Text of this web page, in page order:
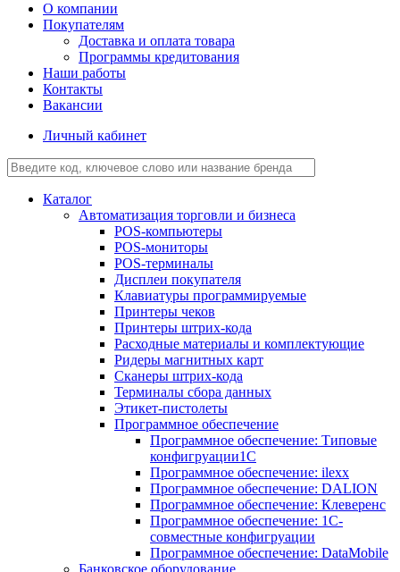
О компании
Покупателям
Доставка и оплата товара
Программы кредитования
Наши работы
Контакты
Вакансии
Личный кабинет
Каталог
Автоматизация торговли и бизнеса
POS-компьютеры
POS-мониторы
POS-терминалы
Дисплеи покупателя
Клавиатуры программируемые
Принтеры чеков
Принтеры штрих-кода
Расходные материалы и комплектующие
Ридеры магнитных карт
Сканеры штрих-кода
Терминалы сбора данных
Этикет-пистолеты
Программное обеспечение
Программное обеспечение: Типовые
конфигруации1С
Программное обеспечение: ilexx
Программное обеспечение: DALION
Программное обеспечение: Клеверенс
Программное обеспечение: 1С-
совместные конфигруации
Программное обеспечение: DataMobile
Банковское оборудование